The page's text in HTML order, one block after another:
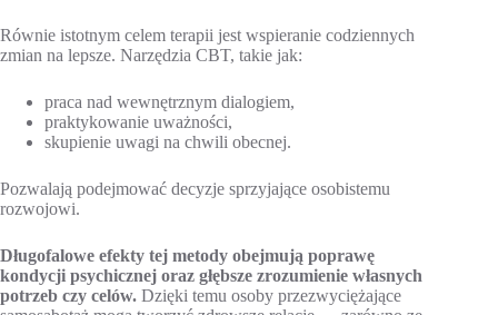
Równie istotnym celem terapii jest wspieranie codziennych
zmian na lepsze. Narzędzia CBT, takie jak:
praca nad wewnętrznym dialogiem,
praktykowanie uważności,
skupienie uwagi na chwili obecnej.
Pozwalają podejmować decyzje sprzyjające osobistemu
rozwojowi.
Długofalowe efekty tej metody obejmują poprawę
kondycji psychicznej oraz głębsze zrozumienie własnych
potrzeb czy celów. Dzięki temu osoby przezwyciężające